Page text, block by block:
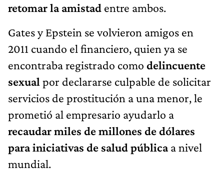
retomar la amistad entre ambos.
Gates y Epstein se volvieron amigos en
2011 cuando el financiero, quien ya se
encontraba registrado como delincuente
sexual por declararse culpable de solicitar
servicios de prostitución a una menor, le
prometió al empresario ayudarlo a
recaudar miles de millones de dólares
para iniciativas de salud públicaa nivel
mundial.